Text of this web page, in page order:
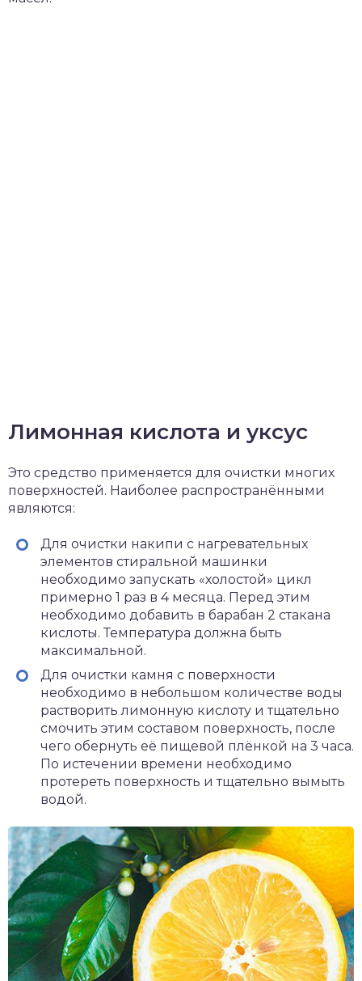
Лимонная кислота и уксус
Это средство применяется для очистки многих
поверхностей. Наиболее распространёнными
являются:
Для очистки накипи с нагревательных
элементов стиральной машинки
необходимо запускать «холостой» цикл
примерно 1 раз в 4 месяца. Перед этим
необходимо добавить в барабан 2 стакана
кислоты. Температура должна быть
максимальной.
Для очистки камня с поверхности
необходимо в небольшом количестве воды
растворить лимонную кислоту и тщательно
смочить этим составом поверхность, после
чего обернуть её пищевой плёнкой на 3 часа.
По истечении времени необходимо
протереть поверхность и тщательно вымыть
водой.